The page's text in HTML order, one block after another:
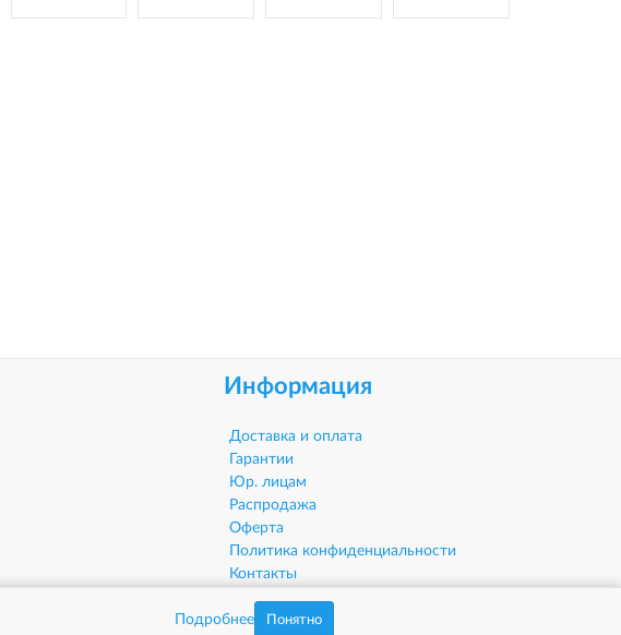
Подробнее Понятно
пластика, d=130
на резной
из пластика,
см
Информация
Доставка и оплата
Гарантии
Юр. лицам
Распродажа
Оферта
Политика конфиденциальности
Контакты